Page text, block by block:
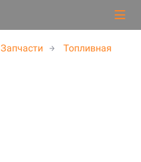
Запчасти
Топливная